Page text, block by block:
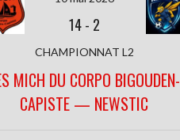
14- 2
CHAMPIONNAT L2
MICH DU CORPO BIGOUDEN-
CAPISTE — NEWSTIC